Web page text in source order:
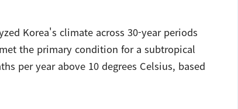
Korea's climate across 30-year periods
the primary condition for a subtropical
per year above 10 degrees Celsius, based